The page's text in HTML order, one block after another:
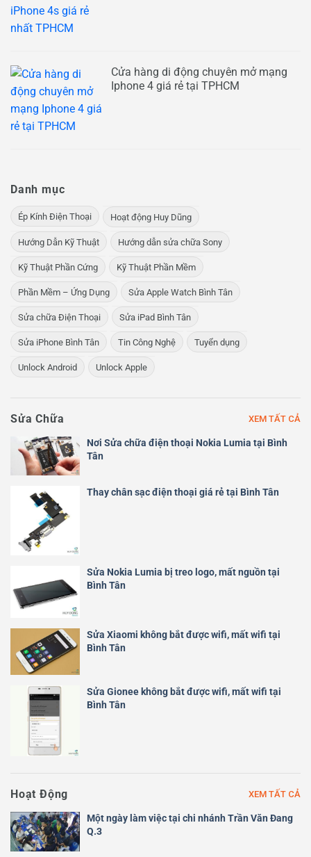
Cửa hàng di động chuyên mở mạng
Iphone 4 giá rẻ tại TPHCM
Danh mục
Ép Kính Điện Thoại Hoạt động Huy Dũng
Hướng Dẫn Kỹ Thuật Hướng dẫn sửa chữa Sony
Kỹ Thuật Phần Cứng Kỹ Thuật Phần Mềm
Phần Mềm – Ứng Dụng Sửa Apple Watch Bình Tân
Sửa chữa Điện Thoại Sửa iPad Bình Tân
Sửa iPhone Bình Tân Tin Công Nghệ Tuyển dụng
Unlock Android Unlock Apple
Sửa Chữa XEM TẤT CẢ
Nơi Sửa chữa điện thoại Nokia Lumia tại Bình
Tân
Thay chân sạc điện thoại giá rẻ tại Bình Tân
Sửa Nokia Lumia bị treo logo, mất nguồn tại
Bình Tân
Sửa Xiaomi không bắt được wifi, mất wifi tại
Bình Tân
Sửa Gionee không bắt được wifi, mất wifi tại
Bình Tân
Hoạt Động XEM TẤT CẢ
Một ngày làm việc tại chi nhánh Trần Văn Đang
Q.3